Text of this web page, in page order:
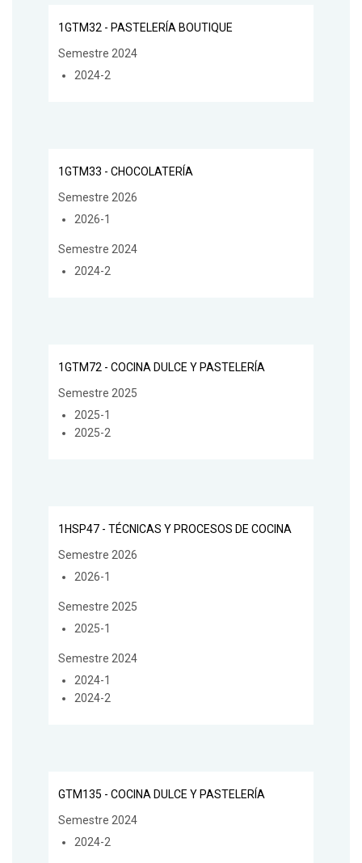
1GTM32 - PASTELERÍA BOUTIQUE
Semestre 2024
2024-2
1GTM33 - CHOCOLATERÍA
Semestre 2026
2026-1
Semestre 2024
2024-2
1GTM72 - COCINA DULCE Y PASTELERÍA
Semestre 2025
2025-1
2025-2
1HSP47 - TÉCNICAS Y PROCESOS DE COCINA
Semestre 2026
2026-1
Semestre 2025
2025-1
Semestre 2024
2024-1
2024-2
GTM135 - COCINA DULCE Y PASTELERÍA
Semestre 2024
2024-2